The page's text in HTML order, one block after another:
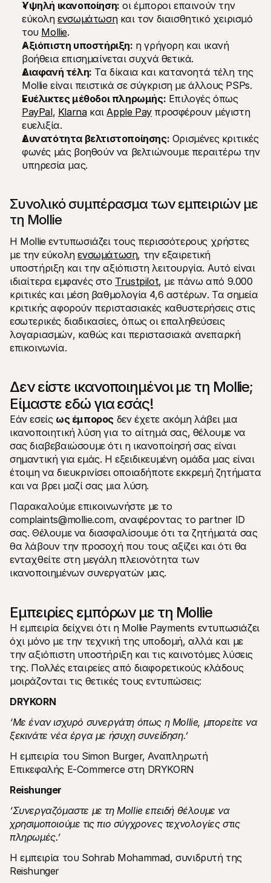
Για τους αγοραστές
Ανακαλύψτε γιατί η Mollie εμφανίζεται στην τραπεζική
σας δήλωση
Για πελάτες της Mollie
Επικοινωνήστε με την ομάδα υποστήριξης πελατών μας
Επικοινωνήστε με τις πωλήσεις
Ανακαλύψτε πώς μπορούμε να βοηθήσουμε την
επιχείρησή σας
Υψηλή ικανοποίηση: οι έμποροι επαινούν την
εύκολη ενσωμάτωση και τον διαισθητικό χειρισμό
του Mollie.
Αξιόπιστη υποστήριξη: η γρήγορη και ικανή
βοήθεια επισημαίνεται συχνά θετικά.
Διαφανή τέλη: Τα δίκαια και κατανοητά τέλη της
Mollie είναι πειστικά σε σύγκριση με άλλους PSPs.
Ευέλικτες μέθοδοι πληρωμής:
Επιλογές όπως
PayPal, Klarna και Apple Pay προσφέρουν μέγιστη
ευελιξία.
Δυνατότητα βελτιστοποίησης: Ορισμένες κριτικές
φωνές μάς βοηθούν να βελτιώνουμε περαιτέρω την
υπηρεσία μας.
Συνολικό συμπέρασμα των εμπειριών με
τη Mollie
Η Mollie εντυπωσιάζει τους περισσότερους χρήστες
με την εύκολη ενσωμάτωση, την εξαιρετική
υποστήριξη και την αξιόπιστη λειτουργία. Αυτό είναι
ιδιαίτερα εμφανές στο Trustpilot, με πάνω από 9.000
κριτικές και μέση βαθμολογία 4,6 αστέρων. Τα σημεία
κριτικής αφορούν περιστασιακές καθυστερήσεις στις
εσωτερικές διαδικασίες, όπως οι επαληθεύσεις
λογαριασμών, καθώς και περιστασιακά ανεπαρκή
επικοινωνία.
Δεν είστε ικανοποιημένοι με τη Mollie;
Είμαστε εδώ για εσάς!
Εάν εσείς ως έμπορος δεν έχετε ακόμη λάβει μια
ικανοποιητική λύση για το αίτημά σας, θέλουμε να
σας διαβεβαιώσουμε ότι η ικανοποίησή σας είναι
σημαντική για εμάς. Η εξειδικευμένη ομάδα μας είναι
έτοιμη να διευκρινίσει οποιαδήποτε εκκρεμή ζητήματα
και να βρει μαζί σας μια λύση.
Παρακαλούμε επικοινωνήστε με το
complaints@mollie.com, αναφέροντας το partner ID
σας. Θέλουμε να διασφαλίσουμε ότι τα ζητήματά σας
θα λάβουν την προσοχή που τους αξίζει και ότι θα
ενταχθείτε στη μεγάλη πλειονότητα των
ικανοποιημένων συνεργατών μας.
Εμπειρίες εμπόρων με τη Mollie
Η εμπειρία δείχνει ότι η Mollie Payments εντυπωσιάζει
όχι μόνο με την τεχνική της υποδομή, αλλά και με
την αξιόπιστη υποστήριξη και τις καινοτόμες λύσεις
της. Πολλές εταιρείες από διαφορετικούς κλάδους
μοιράζονται τις θετικές τους εντυπώσεις:
DRYKORN
‘Με έναν ισχυρό συνεργάτη όπως η Mollie, μπορείτε να
ξεκινάτε νέα έργα με ήσυχη συνείδηση.’
Η εμπειρία του Simon Burger, Αναπληρωτή
Επικεφαλής E-Commerce στη DRYKORN
Reishunger
‘Συνεργαζόμαστε με τη Mollie επειδή θέλουμε να
χρησιμοποιούμε τις πιο σύγχρονες τεχνολογίες στις
πληρωμές.’
Η εμπειρία του Sohrab Mohammad, συνιδρυτή της
Reishunger